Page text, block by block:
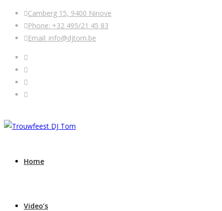
Camberg 15, 9400 Ninove
Phone: +32 495/21 45 83
Email: info@djtom.be
Home
Video’s